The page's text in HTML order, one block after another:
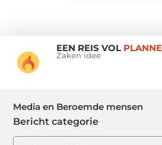
EEN REIS VOL
Zaken idee
Media en Beroemde mensen
Bericht categorie